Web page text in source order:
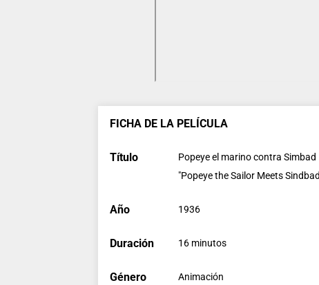
FICHA DE LA PELÍCULA
Título
Popeye el marino contra Simbad
"Popeye the Sailor Meets
Año 1936
Duración 16 minutos
Género Animación